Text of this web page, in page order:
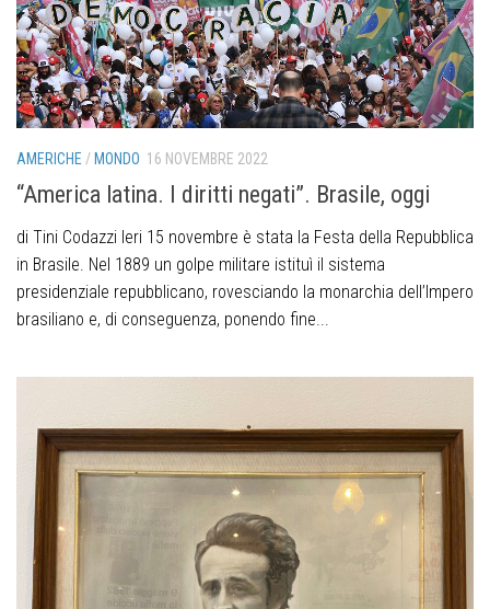
AMERICHE / MONDO 16 NOVEMBRE 2022
“America latina. I diritti negati”. Brasile, oggi
di Tini Codazzi Ieri 15 novembre è stata la Festa della Repubblica
in Brasile. Nel 1889 un golpe militare istituì il sistema
presidenziale repubblicano, rovesciando la monarchia dell’Impero
brasiliano e, di conseguenza, ponendo fine...